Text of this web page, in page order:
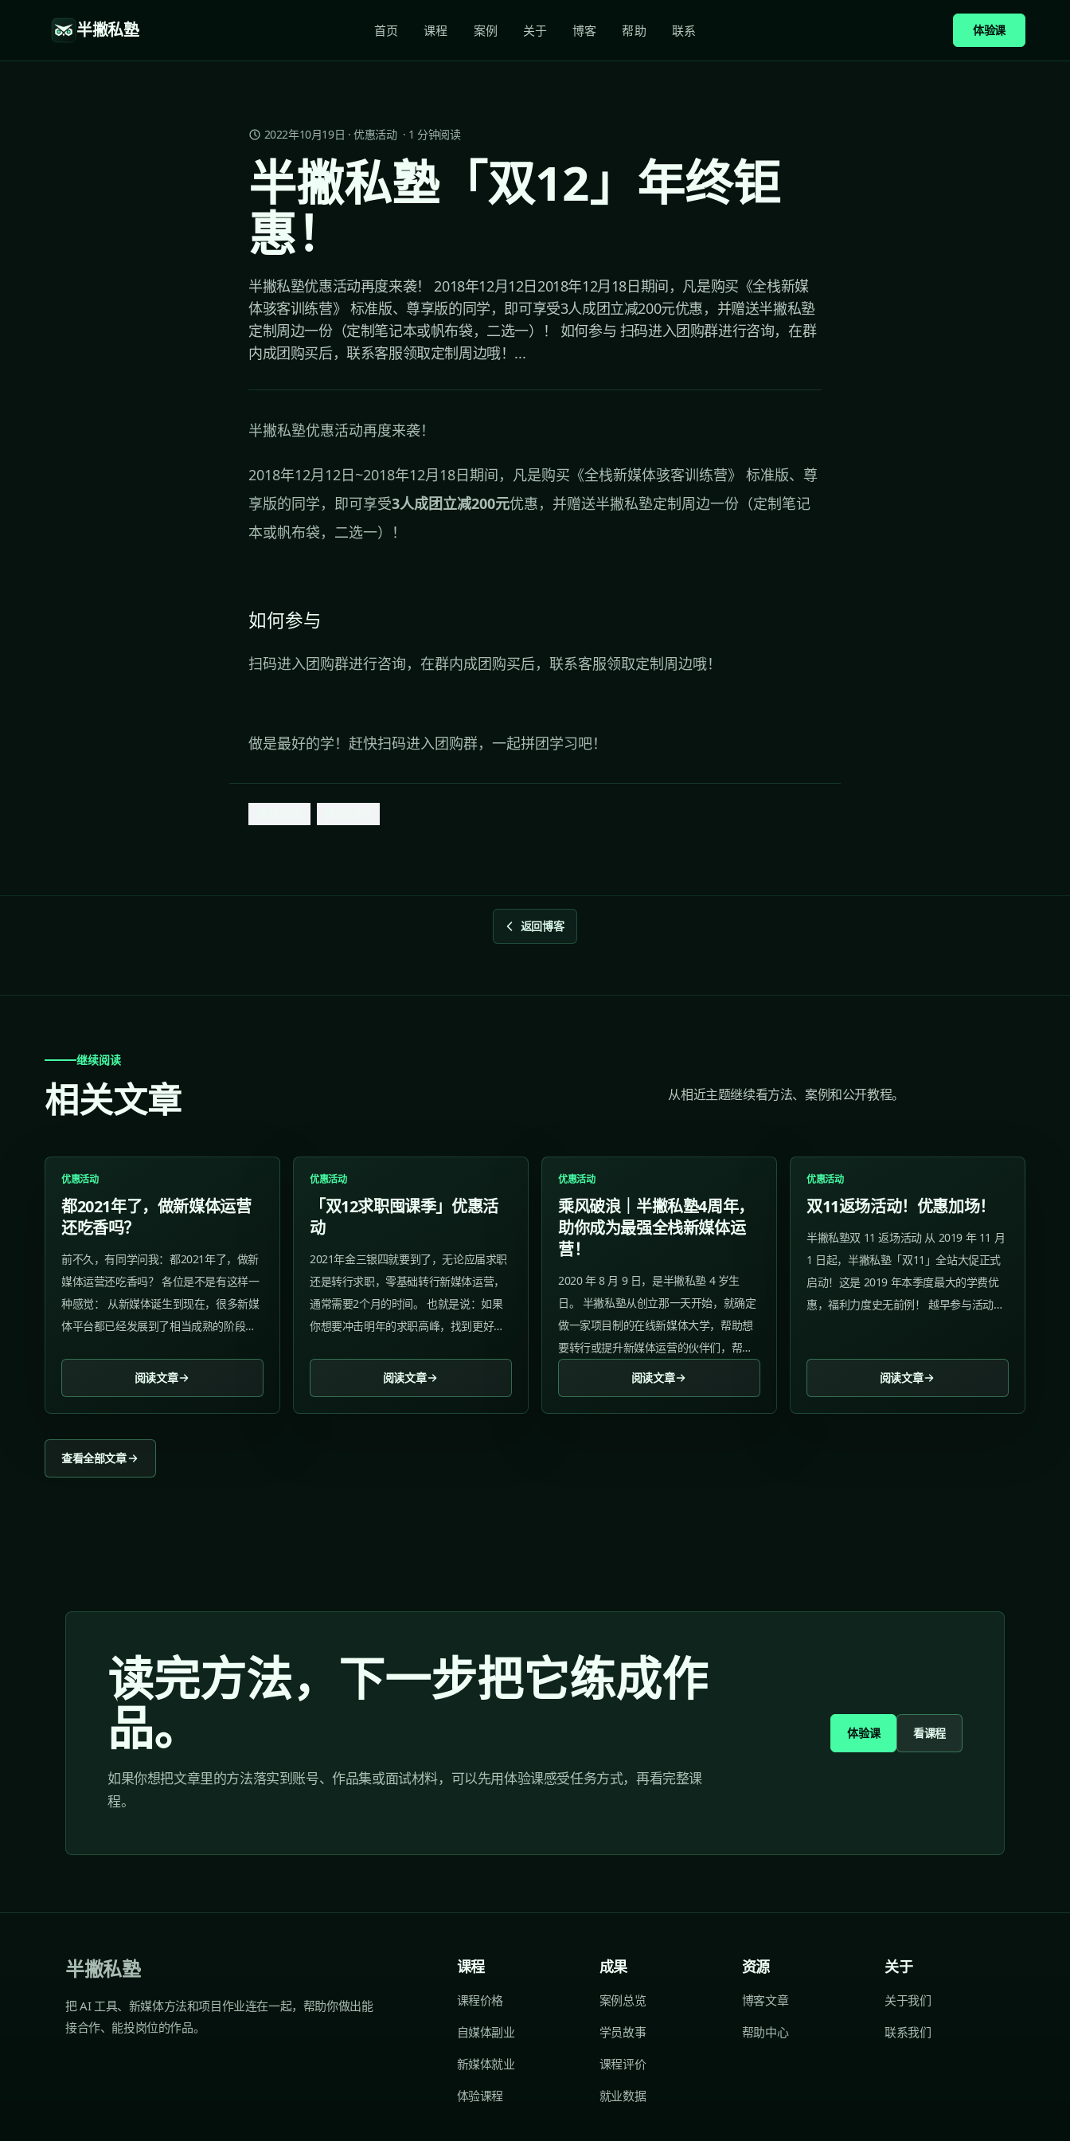
半撇私塾 首页 课程 案例 关于 博客 帮助 联系 体验课
2022年10月19日 ·优惠活动· 1 分钟阅读
半撇私塾「双12」年终钜
惠！
半撇私塾优惠活动再度来袭！ 2018年12月12日2018年12月18日期间，凡是购买《全栈新媒
体骇客训练营》 标准版、尊享版的同学，即可享受3人成团立减200元优惠，并赠送半撇私塾
定制周边一份（定制笔记本或帆布袋，二选一）！ 如何参与 扫码进入团购群进行咨询，在群
内成团购买后，联系客服领取定制周边哦！...
半撇私塾优惠活动再度来袭！
2018年12月12日~2018年12月18日期间，凡是购买《全栈新媒体骇客训练营》 标准版、 尊
享版的同学，即可享受3人成团立减200元优惠，并赠送半撇私塾定制周边一份（定制笔记
本或帆布袋，二选一）！
如何参与
扫码进入团购群进行咨询，在群内成团购买后，联系客服领取定制周边哦！
做是最好的学！赶快扫码进入团购群，一起拼团学习吧！
返回博客
继续阅读
相关文章 从相近主题继续看方法、案例和公开教程。
优惠活动
都2021年了，做新媒体运营
还吃香吗？
前不久，有同学问我：都2021年了，做新
媒体运营还吃香吗？ 各位是不是有这样一
种感觉： 从新媒体诞生到现在，很多新媒
体平台都已经发展到了相当成熟的阶段，
数先行者瓜分完毕。 乍一看好像确实如
此，但是！！ 事实上，我们依然可以看
见，各平台每天都有新号在崛起。...
阅读文章
优惠活动
「双12求职囤课季」优惠活
动
2021年金三银四就要到了，无论应届求职
还是转行求职，零基础转行新媒体运营，
通常需要2个月的时间。 也就是说：如果
你想要冲击明年的求职高峰，找到更好的
私塾「双12求职囤课季」优惠活动再度来
袭！（错过双11的你不能再错过了～）
1、活动内容...
阅读文章
优惠活动
乘风破浪｜半撇私塾4周年，
助你成为最强全栈新媒体运
营！
2020 年 8 月 9 日，是半撇私塾 4 岁生
日。 半撇私塾从创立那一天开始，就确定
做一家项目制的在线新媒体大学，帮助想
要转行或提升新媒体运营的伙伴们，帮助
他们在新媒体运营的道路上大步向前迈
进，至今，已经走过4年啦！...
阅读文章
优惠活动
双11返场活动！优惠加场！
半撇私塾双 11 返场活动 从 2019 年 11 月
1 日起，半撇私塾「双11」全站大促正式
启动！这是 2019 年本季度最大的学费优
惠，福利力度史无前例！ 越早参与活动，
￥50 抵 ￥500 。 第二阶段（已结束）：
2019...
阅读文章
查看全部文章
读完方法，下一步把它练成作
品。
如果你想把文章里的方法落实到账号、作品集或面试材料，可以先用体验课感受任务方式，再看完整课
程。
体验课 看课程
半撇私塾
把 AI 工具、新媒体方法和项目作业连在一起，帮助你做出能
接合作、能投岗位的作品。
课程
课程价格
自媒体副业
新媒体就业
体验课程
成果
案例总览
学员故事
课程评价
就业数据
资源
博客文章
帮助中心
关于
关于我们
联系我们